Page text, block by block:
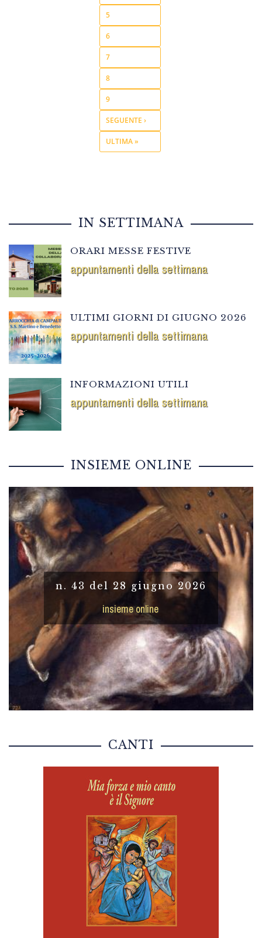
5
6
7
8
9
SEGUENTE ›
ULTIMA »
IN SETTIMANA
ORARI MESSE FESTIVE
appuntamenti della settimana
ULTIMI GIORNI DI GIUGNO 2026
appuntamenti della settimana
INFORMAZIONI UTILI
appuntamenti della settimana
INSIEME ONLINE
n. 43 del 28 giugno 2026
insieme online
CANTI